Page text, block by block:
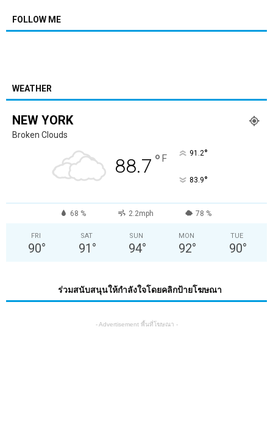
FOLLOW ME
WEATHER
NEW YORK
Broken Clouds
88.7 ° F 91.2°
83.9°
68 % 2.2mph 78 %
FRI
90°
SAT
91 °
SUN
94°
MON
92°
TUE
90°
ร่วมสนับสนุนให้กำลังใจโดยคลิกป้ายโฆษณา
- Advertisement พื้นที่โฆษณา -